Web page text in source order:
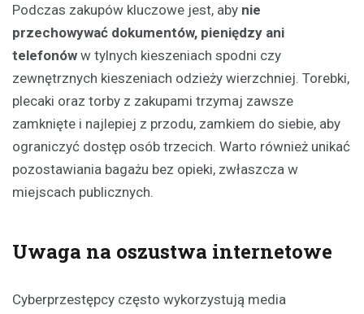
Podczas zakupów kluczowe jest, aby nie
przechowywać dokumentów, pieniędzy ani
telefonów w tylnych kieszeniach spodni czy
zewnętrznych kieszeniach odzieży wierzchniej. Torebki,
plecaki oraz torby z zakupami trzymaj zawsze
zamknięte i najlepiej z przodu, zamkiem do siebie, aby
ograniczyć dostęp osób trzecich. Warto również unikać
pozostawiania bagażu bez opieki, zwłaszcza w
miejscach publicznych.
Uwaga na oszustwa internetowe
Cyberprzestępcy często wykorzystują media